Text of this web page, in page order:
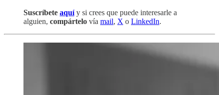
Suscríbete aquí y si crees que puede interesarle a
alguien, compártelo vía mail, X o LinkedIn.